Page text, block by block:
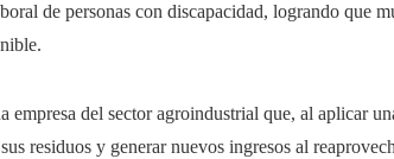
de personas con discapacidad, logrando que
empresa del sector agroindustrial que, al aplicar
residuos y generar nuevos ingresos al